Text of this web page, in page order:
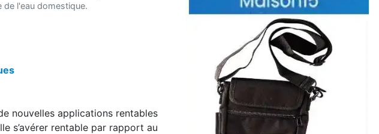
l'eau domestique.
nouvelles applications rentables
s’avérer rentable par rapport au